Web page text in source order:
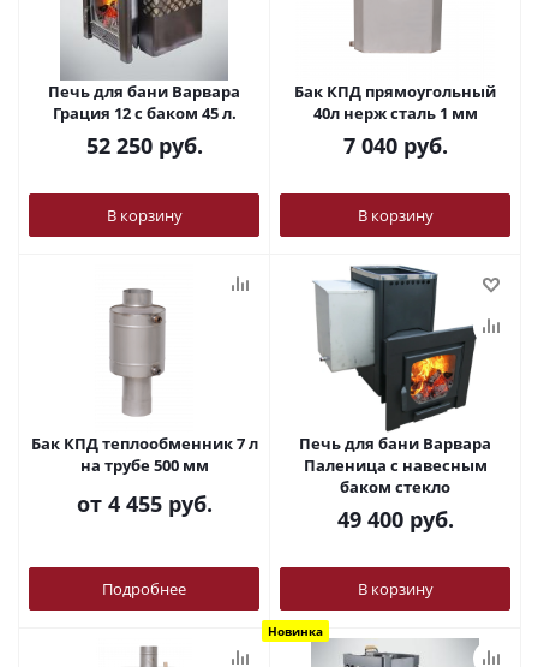
Печь для бани Варвара
Грация 12 с баком 45 л.
52 250руб.
В корзину
Бак КПД прямоугольный
40л нерж сталь 1 мм
7 040руб.
В корзину
Бак КПД теплообменник 7 л
на трубе 500 мм
от 4 455 руб.
Подробнее
Печь для бани Варвара
Паленица с навесным
баком стекло
49 400руб.
В корзину
Новинка